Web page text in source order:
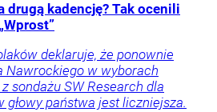
drugą kadencję? Tak ocenili
deklaruje, że ponownie
Nawrockiego w wyborach
sondażu SW Research dla
głowy państwa jest liczniejsza.